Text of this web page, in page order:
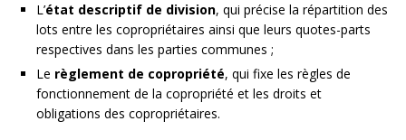
L’état descriptif de division, qui précise la répartition des
lots entre les copropriétaires ainsi que leurs quotes-parts
respectives dans les parties communes ;
Le règlement de copropriété, qui fixe les règles de
fonctionnement de la copropriété et les droits et
obligations des copropriétaires.